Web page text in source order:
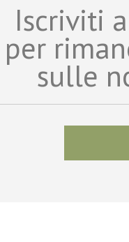
Iscriviti
per
sulle